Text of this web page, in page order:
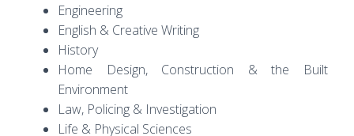
Engineering
English & Creative Writing
History
Home Design, Construction & the Built
Environment
Law, Policing & Investigation
Life & Physical Sciences